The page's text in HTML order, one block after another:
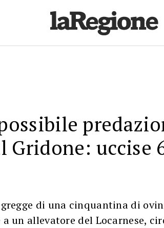
Gridone: uccise
di una cinquantina di
un allevatore del Locarnese,